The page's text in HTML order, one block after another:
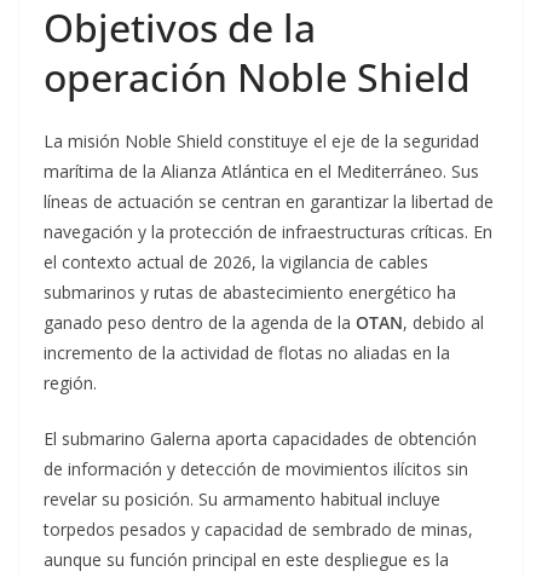
Objetivos de la
operación Noble Shield
La misión Noble Shield constituye el eje de la seguridad
marítima de la Alianza Atlántica en el Mediterráneo. Sus
líneas de actuación se centran en garantizar la libertad de
navegación y la protección de infraestructuras críticas. En
el contexto actual de 2026, la vigilancia de cables
submarinos y rutas de abastecimiento energético ha
ganado peso dentro de la agenda de la OTAN, debido al
incremento de la actividad de flotas no aliadas en la
región.
El submarino Galerna aporta capacidades de obtención
de información y detección de movimientos ilícitos sin
revelar su posición. Su armamento habitual incluye
torpedos pesados y capacidad de sembrado de minas,
aunque su función principal en este despliegue es la